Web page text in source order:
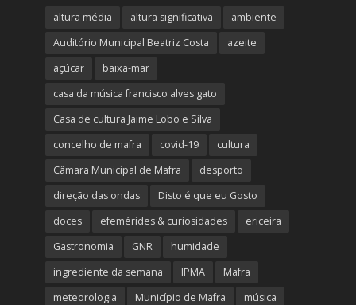
altura média altura significativa
ambiente
Auditório Municipal Beatriz Costa
azeite
açúcar
baixa-mar
casa da música francisco alves gato
Casa de cultura Jaime Lobo e Silva
concelho de mafra
covid-19
cultura
Câmara Municipal de Mafra
desporto
direção das ondas
Disto é que eu Gosto
doces
efemérides & curiosidades
ericeira
Gastronomia
GNR
humidade
ingrediente da semana
IPMA
Mafra
meteorologia
Município de Mafra
música